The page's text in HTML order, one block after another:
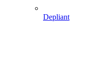
Depliant